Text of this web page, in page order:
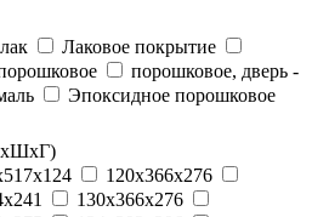
лак
Лаковое покрытие
порошковое, дверь -
Эпоксидное порошковое
120x366x276
130х366х276